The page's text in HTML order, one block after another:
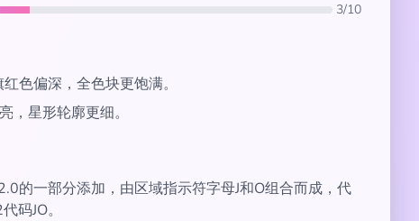
3/10
色偏深，全色块更饱满。
，星形轮廓更细。
的一部分添加，由区域指示符字母J和O组合而成，代
码JO。